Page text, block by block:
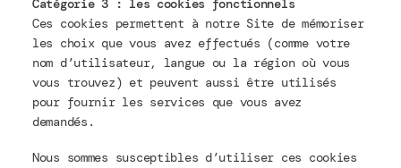
Catégorie 3 : les cookies fonctionnels
Ces cookies permettent à notre Site de mémoriser
les choix que vous avez effectués (comme votre
nom d’utilisateur, langue ou la région où vous
vous trouvez) et peuvent aussi être utilisés
pour fournir les services que vous avez
demandés.
Nous sommes susceptibles d’utiliser ces cookies